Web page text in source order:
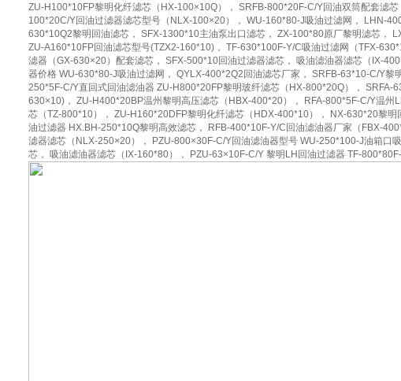
ZU-H100*10FP黎明化纤滤芯（HX-100×10Q）， SRFB-800*20F-C/Y回油双筒配套滤
100*20C/Y回油过滤器滤芯型号（NLX-100×20）， WU-160*80-J吸油过滤网， LHN-
630*10Q2黎明回油滤芯， SFX-1300*10主油泵出口滤芯， ZX-100*80原厂黎明滤芯，
ZU-A160*10FP回油滤芯型号(TZX2-160*10)， TF-630*100F-Y/C吸油过滤网（TFX-
滤器（GX-630×20）配套滤芯， SFX-500*10回油过滤器滤芯， 吸油滤油器滤芯（IX-
器价格 WU-630*80-J吸油过滤网， QYLX-400*2Q2回油滤芯厂家， SRFB-63*10-C/Y黎
250*5F-C/Y直回式回油滤油器 ZU-H800*20FP黎明玻纤滤芯（HX-800*20Q）， SRFA-
630×10)， ZU-H400*20BP温州黎明高压滤芯（HBX-400*20）， RFA-800*5F-C/Y温州
芯（TZ-800*10）， ZU-H160*20DFP黎明化纤滤芯（HDX-400*10）， NX-630*20黎
油过滤器 HX.BH-250*10Q黎明高效滤芯， RFB-400*10F-Y/C回油滤油器厂家（FBX-
滤器滤芯（NLX-250×20）， PZU-800×30F-C/Y回油滤油器型号 WU-250*100-J油箱口
芯， 吸油滤油器滤芯（IX-160*80）， PZU-63×10F-C/Y 黎明LH回油过滤器 TF-